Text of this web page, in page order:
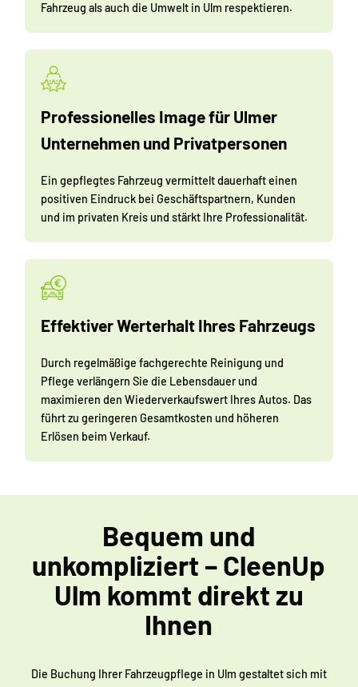
Fahrzeug als auch die Umwelt in Ulm respektieren.
Professionelles Image für Ulmer
Unternehmen und Privatpersonen
Ein gepflegtes Fahrzeug vermittelt dauerhaft einen
positiven Eindruck bei Geschäftspartnern, Kunden
und im privaten Kreis und stärkt Ihre Professionalität.
Effektiver Werterhalt Ihres Fahrzeugs
Durch regelmäßige fachgerechte Reinigung und
Pflege verlängern Sie die Lebensdauer und
maximieren den Wiederverkaufswert Ihres Autos. Das
führt zu geringeren Gesamtkosten und höheren
Erlösen beim Verkauf.
Bequem und
unkompliziert – CleenUp
Ulm kommt direkt zu
Ihnen
Die Buchung Ihrer Fahrzeugpflege in Ulm gestaltet sich mit